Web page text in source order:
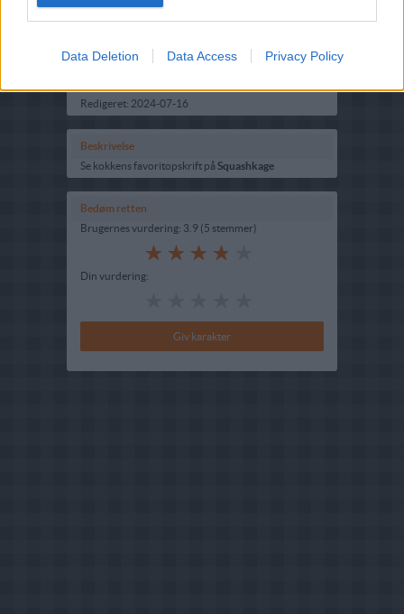
Data Deletion Data Access Privacy Policy
Redigeret: 2024-07-16
Beskrivelse
Se kokkens favoritopskrift på Squashkage
Bedøm retten
Brugernes vurdering: 3.9 (5 stemmer)
Din vurdering: